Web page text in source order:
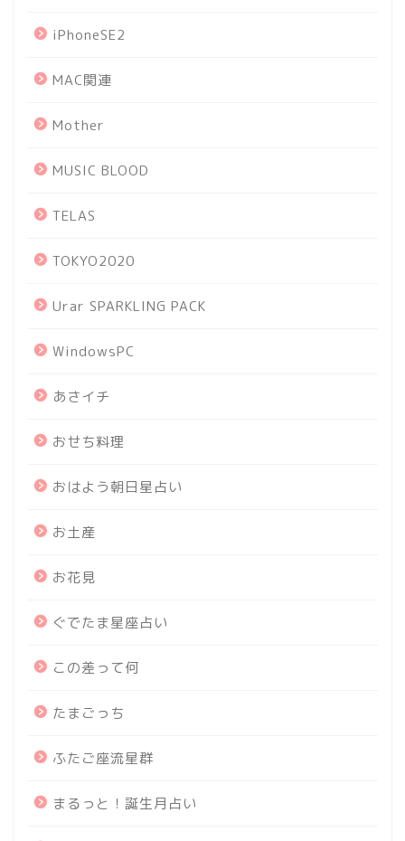
iPhoneSE2
MAC関連
Mother
MUSIC BLOOD
TELAS
TOKYO2020
Urar SPARKLING PACK
WindowsPC
あさイチ
おせち料理
おはよう朝日星占い
お土産
お花見
ぐでたま星座占い
この差って何
たまごっち
ふたご座流星群
まるっと！誕生月占い